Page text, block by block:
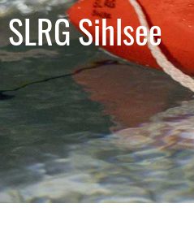
SLRG Sihlsee